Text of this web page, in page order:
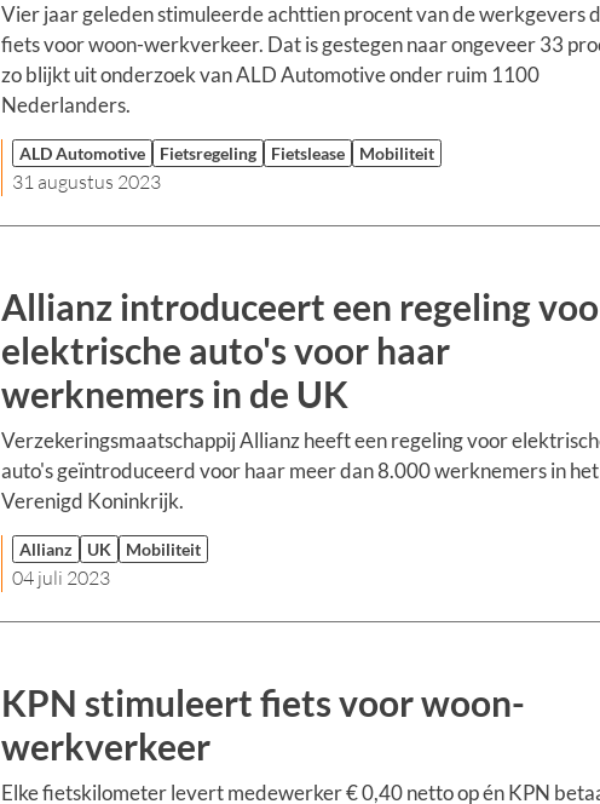
Vier jaar geleden stimuleerde achttien procent van de werkgevers
fiets voor woon-werkverkeer. Dat is gestegen naar ongeveer 33
zo blijkt uit onderzoek van ALD Automotive onder ruim 1100
Nederlanders.
ALD Automotive Fietsregeling Fietslease Mobiliteit
31 augustus 2023
Allianz introduceert een regeling
elektrische auto's voor haar
werknemers in de UK
Verzekeringsmaatschappij Allianz heeft een regeling voor
auto's geïntroduceerd voor haar meer dan 8.000 werknemers in het
Verenigd Koninkrijk.
Allianz UK Mobiliteit
04 juli 2023
KPN stimuleert fiets voor woon-
werkverkeer
Elke fietskilometer levert medewerker € 0,40 netto op én KPN